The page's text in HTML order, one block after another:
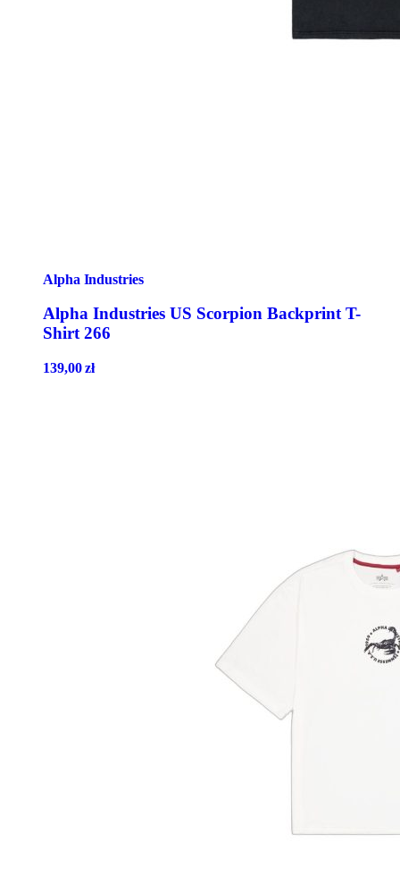
Alpha Industries
Alpha Industries US Scorpion Backprint T-
Shirt 266
139,00zł